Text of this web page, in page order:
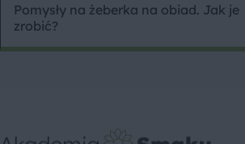
Pomysły na żeberka na obiad. Jak je
zrobić?